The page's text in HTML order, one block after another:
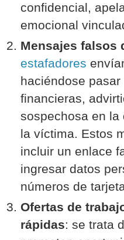
confidencial,
emocional
Mensajes falsos
estafadores
haciéndose
financieras,
sospechosa en la
la víctima. Estos
incluir un enlace
ingresar datos
números de
Ofertas de
rápidas: se trata